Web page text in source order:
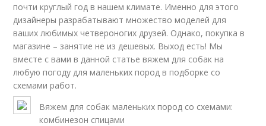
почти круглый год в нашем климате. Именно для этого
дизайнеры разрабатывают множество моделей для
ваших любимых четвероногих друзей. Однако, покупка в
магазине – занятие не из дешевых. Выход есть! Мы
вместе с вами в данной статье вяжем для собак на
любую погоду для маленьких пород в подборке со
схемами работ.
Вяжем для собак маленьких пород со схемами:
комбинезон спицами